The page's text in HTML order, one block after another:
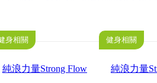
身相關
純浪力量Strong Flow
健身相關
純浪力量